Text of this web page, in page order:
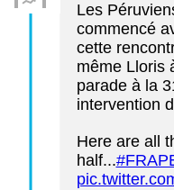
Les
commencé
cette
même Lloris
parade à la
intervention
Here are all
half...